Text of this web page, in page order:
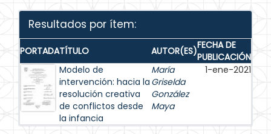
Resultados por ítem:
PORTADATÍTULO AUTOR(ES)FECHA DE
PUBLICACIÓN
Modelo de
intervención: hacia la
resolución creativa
de conflictos desde
la infancia
María
Griselda
González
Maya
1-ene-2021